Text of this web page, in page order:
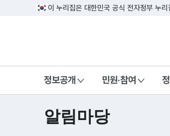
이 누리집은 대한민국 공식 전자정부 누리
정보공개 민원·참여
알림마당